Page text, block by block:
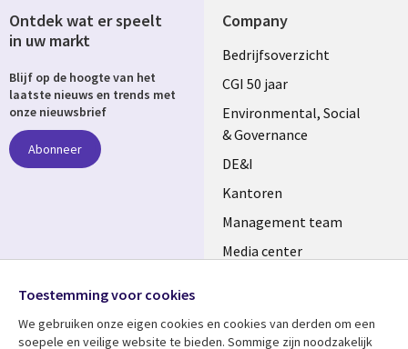
Company
Useful
links
NETHERLANDS
Bedrijfsoverzicht
CGI 50 jaar
Environmental, Social
& Governance
DE&I
Kantoren
Management team
Media center
Ontdek wat er speelt
in uw markt
Blijf op de hoogte van het
laatste nieuws en trends met
onze nieuwsbrief
Abonneer
Media
Toestemming voor cookies
We gebruiken onze eigen cookies en cookies van derden om een ​​
soepele en veilige website te bieden. Sommige zijn noodzakelijk